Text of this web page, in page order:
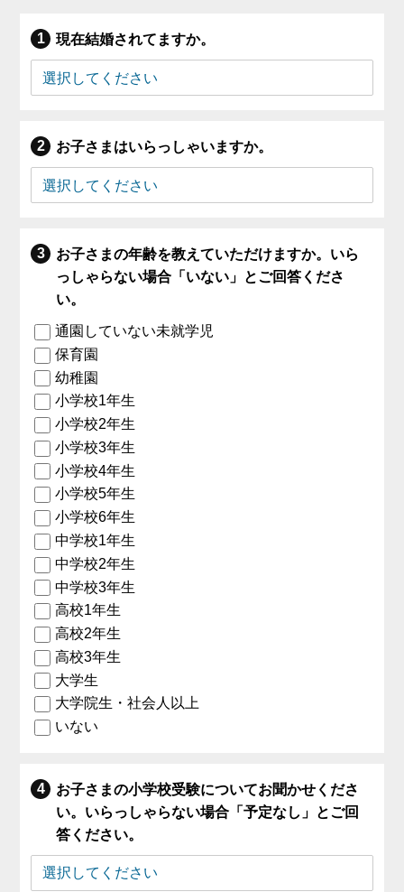
現在結婚されてますか。
お子さまはいらっしゃいますか。
お子さまの年齢を教えていただけますか。いら
っしゃらない場合「いない」とご回答くださ
い。
通園していない未就学児
保育園
幼稚園
小学校1年生
小学校2年生
小学校3年生
小学校4年生
小学校5年生
小学校6年生
中学校1年生
中学校2年生
中学校3年生
高校1年生
高校2年生
高校3年生
大学生
大学院生・社会人以上
いない
お子さまの小学校受験についてお聞かせくださ
い。いらっしゃらない場合「予定なし」とご回
答ください。